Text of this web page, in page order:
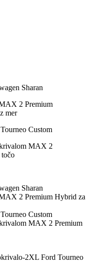
2XL Ford Tourneo